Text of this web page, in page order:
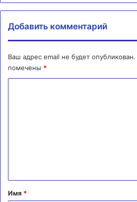
Добавить комментарий
Ваш адрес email не будет опубликован.
помечены *
а
Имя *